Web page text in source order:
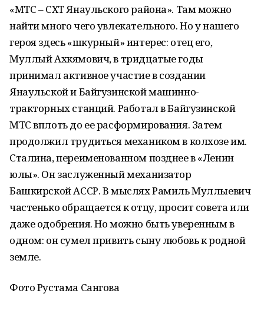
«МТС – СХТ Янаульского района». Там можно
найти много чего увлекательного. Но у нашего
героя здесь «шкурный» интерес: отец его,
Муллый Ахкямович, в тридцатые годы
принимал активное участие в создании
Янаульской и Байгузинской машинно-
тракторных станций. Работал в Байгузинской
МТС вплоть до ее расформирования. Затем
продолжил трудиться механиком в колхозе им.
Сталина, переименованном позднее в «Ленин
юлы». Он заслуженный механизатор
Башкирской АССР. В мыслях Рамиль Муллыевич
частенько обращается к отцу, просит совета или
даже одобрения. Но можно быть уверенным в
одном: он сумел привить сыну любовь к родной
земле.
Фото Рустама Сангова